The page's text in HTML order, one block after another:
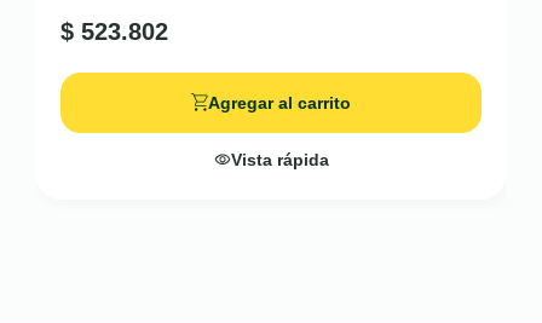
$ 523.802
Agregar al carrito
Vista rápida